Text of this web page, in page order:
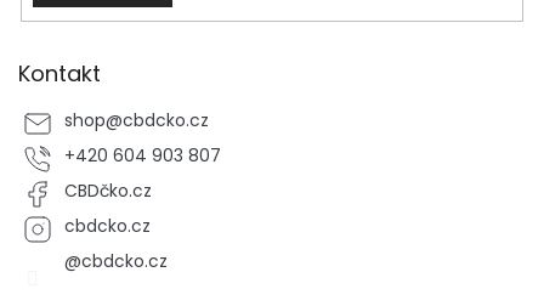
Kontakt
shop@cbdcko.cz
+420 604 903 807
CBDčko.cz
cbdcko.cz
@cbdcko.cz